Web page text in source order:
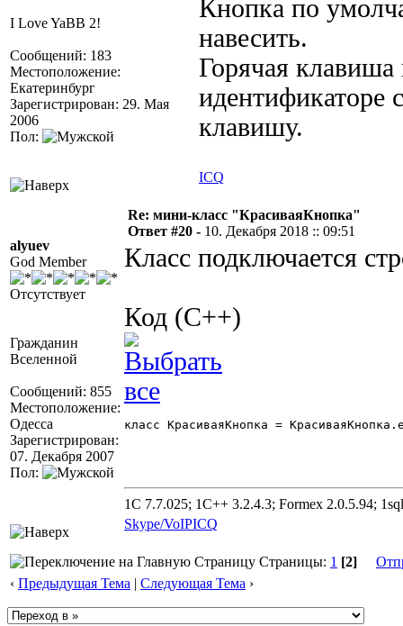
I Love YaBB 2!
Сообщений: 183
Местоположение:
Екатеринбург
Зарегистрирован: 29. Мая
2006
Пол:
Кнопка по
навесить.
Горячая
идентификаторе
клавишу.
ICQ
alyuev
God Member
Отсутствует
Гражданин
Вселенной
Сообщений: 855
Местоположение:
Одесса
Зарегистрирован:
07. Декабря 2007
Пол:
Re: мини-класс "КрасиваяКнопка"
Ответ #20 - 10. Декабря 2018 :: 09:51
Класс подключается
Код (C++)
класс КрасиваяКнопка = КрасиваяКнопка.ert:АктивИкс {}	//// Класс для подмены стандартных кнопок на ActiveX кнопки.
1C 7.7.025; 1C++ 3.2.4.3; Formex 2.0.5.94;
Skype/VoIPICQ
Страницы: 1 [2]
‹ Предыдущая Тема | Следующая Тема ›